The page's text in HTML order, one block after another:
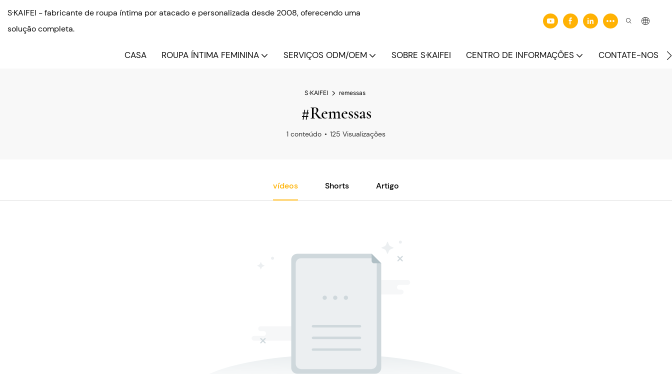
S·KAIFEI - fabricante de roupa íntima por atacado e personalizada desde 2008, oferecendo uma
solução completa.
CASA ROUPA ÍNTIMA FEMININA SERVIÇOS ODM/OEM SOBRE S·KAIFEI CENTRO DE INFORMAÇÕES CONTATE-NOS
S·KAIFEI remessas
#remessas
1 conteúdo 125 Visualizações
vídeos Shorts Artigo